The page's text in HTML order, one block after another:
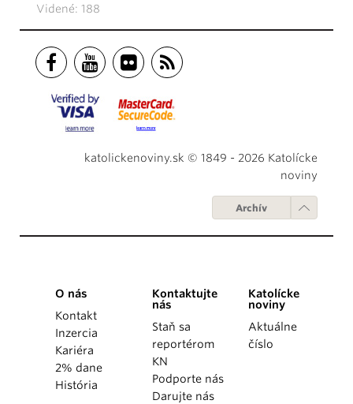
Videné: 188
katolickenoviny.sk © 1849 - 2026 Katolícke
noviny
Archív
O nás
Kontakt
Inzercia
Kariéra
2% dane
História
Kontaktujte
nás
Staň sa
reportérom
KN
Podporte nás
Darujte nás
Katolícke
noviny
Aktuálne
číslo